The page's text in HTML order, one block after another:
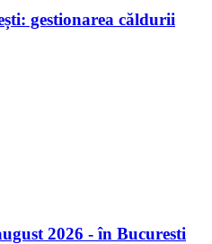
gestionarea căldurii
2026 - în Bucuresti